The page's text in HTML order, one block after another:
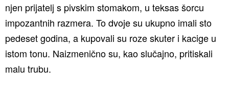
njen prijatelj s pivskim stomakom, u teksas šorcu
impozantnih razmera. To dvoje su ukupno imali sto
pedeset godina, a kupovali su roze skuter i kacige u
istom tonu. Naizmenično su, kao slučajno, pritiskali
malu trubu.